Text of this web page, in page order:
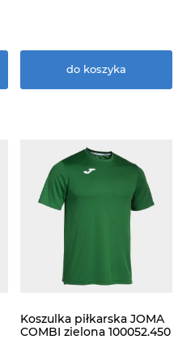
do koszyka
Koszulka piłkarska JOMA
COMBI zielona 100052.450